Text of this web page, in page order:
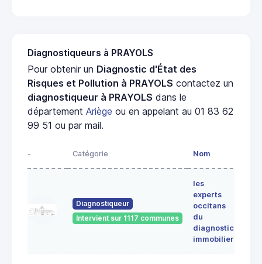
Diagnostiqueurs à PRAYOLS
Pour obtenir un Diagnostic d'État des
Risques et Pollution à PRAYOLS contactez un
diagnostiqueur à PRAYOLS dans le
département Ariège ou en appelant au 01 83 62
99 51 ou par mail.
- Catégorie Nom
Diagnostiqueur
Intervient sur 1117 communes
les
experts
occitans
du
diagnostic
immobilier